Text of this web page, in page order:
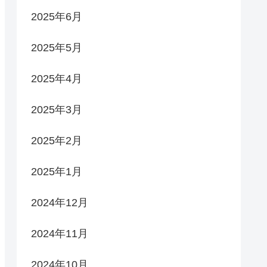
2025年6月
2025年5月
2025年4月
2025年3月
2025年2月
2025年1月
2024年12月
2024年11月
2024年10月